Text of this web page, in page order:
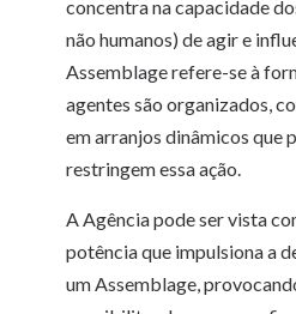
concentra na capacidade
não humanos) de agir e
Assemblage refere-se à
agentes são organizados,
em arranjos dinâmicos que
restringem essa ação.
A Agência pode ser vista
potência que impulsiona a
um Assemblage,